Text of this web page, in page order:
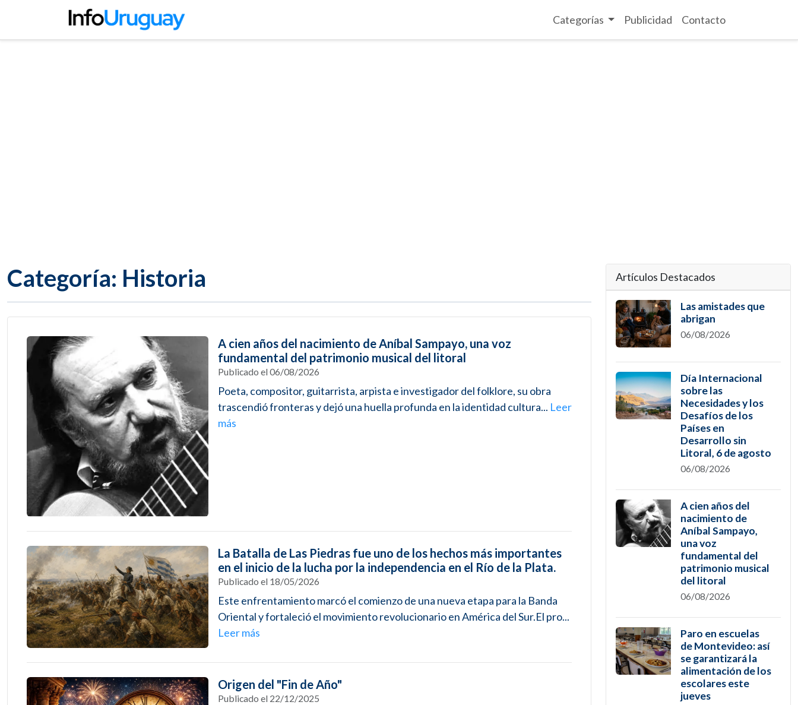
Categorías Publicidad Contacto
Categoría: Historia
A cien años del nacimiento de Aníbal Sampayo, una voz
fundamental del patrimonio musical del litoral
Publicado el 06/08/2026
Poeta, compositor, guitarrista, arpista e investigador del folklore, su obra
trascendió fronteras y dejó una huella profunda en la identidad cultura... Leer
más
La Batalla de Las Piedras fue uno de los hechos más importantes
en el inicio de la lucha por la independencia en el Río de la Plata.
Publicado el 18/05/2026
Este enfrentamiento marcó el comienzo de una nueva etapa para la Banda
Oriental y fortaleció el movimiento revolucionario en América del Sur.El pro...
Leer más
Origen del "Fin de Año"
Publicado el 22/12/2025
Artículos Destacados
Las amistades que
abrigan
06/08/2026
Día Internacional
sobre las
Necesidades y los
Desafíos de los
Países en
Desarrollo sin
Litoral, 6 de agosto
06/08/2026
A cien años del
nacimiento de
Aníbal Sampayo,
una voz
fundamental del
patrimonio musical
del litoral
06/08/2026
Paro en escuelas
de Montevideo: así
se garantizará la
alimentación de los
escolares este
jueves